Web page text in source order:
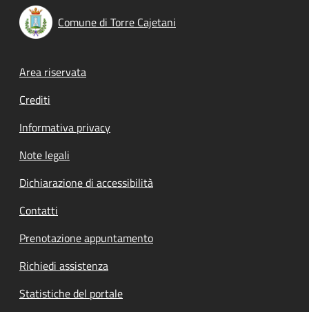
Comune di Torre Cajetani
Footer menu
Area riservata
Crediti
Informativa privacy
Note legali
Dichiarazione di accessibilità
Contatti
Prenotazione appuntamento
Richiedi assistenza
Statistiche del portale